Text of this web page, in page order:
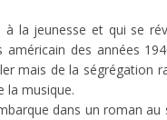
la jeunesse et qui se
américain des années
mais de la ségrégation
la musique.
dans un roman